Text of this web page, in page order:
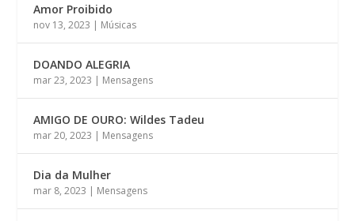
Amor Proibido
nov 13, 2023 | Músicas
DOANDO ALEGRIA
mar 23, 2023 | Mensagens
AMIGO DE OURO: Wildes Tadeu
mar 20, 2023 | Mensagens
Dia da Mulher
mar 8, 2023 | Mensagens